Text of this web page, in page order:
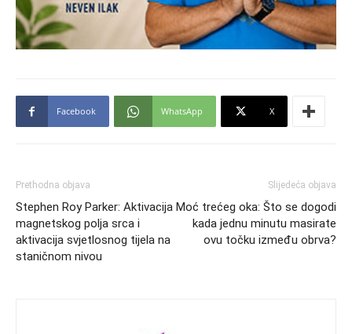
Facebook WhatsApp X
Prethodna objava
Stephen Roy Parker: Aktivacija
magnetskog polja srca i
aktivacija svjetlosnog tijela na
staničnom nivou
Slijedeća objava
Moć trećeg oka: Što se dogodi
kada jednu minutu masirate
ovu točku između obrva?